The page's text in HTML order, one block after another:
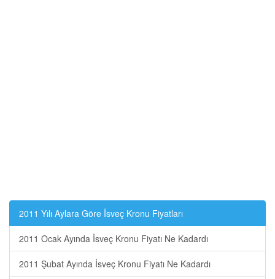
2011 Yılı Aylara Göre İsveç Kronu Fiyatları
2011 Ocak Ayında İsveç Kronu Fiyatı Ne Kadardı
2011 Şubat Ayında İsveç Kronu Fiyatı Ne Kadardı